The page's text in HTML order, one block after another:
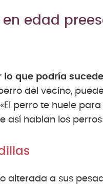
edad
lo que podría
del vecino,
perro te huele
así hablan los
alterada a sus